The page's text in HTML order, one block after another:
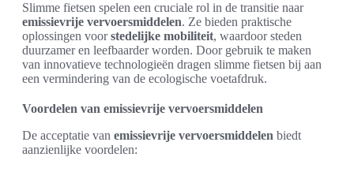
Slimme fietsen spelen een cruciale rol in de transitie naar
emissievrije vervoersmiddelen. Ze bieden praktische
oplossingen voorstedelijke mobiliteit, waardoor steden
duurzamer en leefbaarder worden. Door gebruik te maken
van innovatieve technologieën dragen slimme fietsen bij aan
een vermindering van de ecologische voetafdruk.
Voordelen van emissievrije vervoersmiddelen
De acceptatie van emissievrije vervoersmiddelen biedt
aanzienlijke voordelen: